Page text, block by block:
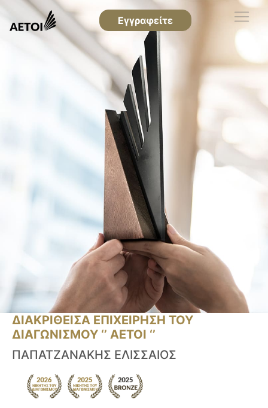
Εγγραφείτε
ΔΙΑΚΡΙΘΕΙΣΑ ΕΠΙΧΕΙΡΗΣΗ ΤΟΥ
ΔΙΑΓΩΝΙΣΜΟΥ ‘’ ΑΕΤΟΙ ‘’
ΠΑΠΑΤΖΑΝΑΚΗΣ ΕΛΙΣΣΑΙΟΣ